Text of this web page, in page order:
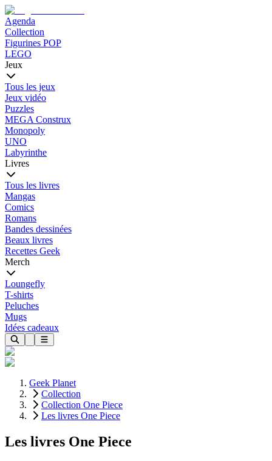
Agenda
Collection
Figurines POP
LEGO
Jeux
Tous les jeux
Jeux vidéo
Puzzles
MEGA Construx
Monopoly
UNO
Labyrinthe
Livres
Tous les livres
Mangas
Comics
Romans
Bandes dessinées
Beaux livres
Recettes Geek
Merch
Loungefly
T-shirts
Peluches
Mugs
Idées cadeaux
Geek Planet
Collection
Collection One Piece
Les livres One Piece
Les livres One Piece